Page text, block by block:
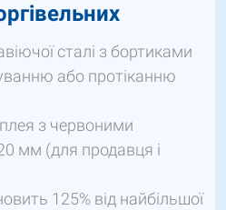
сталі з бортиками
або протіканню
з червоними
мм (для продавця і
125% від найбільшої